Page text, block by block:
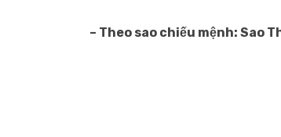
– Theo sao chiếu mệnh: Sao